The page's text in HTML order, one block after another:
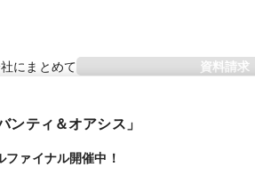
にまとめて 資料請求
ンティ＆オアシス」
ァイナル開催中！